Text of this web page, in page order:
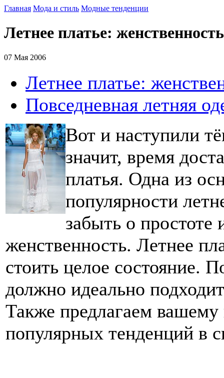
Главная Мода и стиль Модные тенденции
Летнее платье:
07 Мая 2006
Летнее платье:
Повседневная летняя
Вот и наступили
значит, время
платья. Одна из
популярности
забыть о простоте
женственность. Летнее
стоить целое состояние.
должно идеально
Также предлагаем
популярных тенденций в